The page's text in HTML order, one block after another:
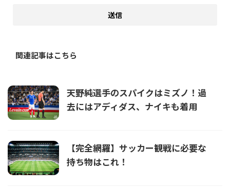
関連記事はこちら
天野純選手のスパイクはミズノ！過
去にはアディダス、ナイキも着用
【完全網羅】サッカー観戦に必要な
持ち物はこれ！